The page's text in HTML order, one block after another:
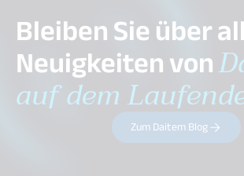
Bleiben Sie über
Neuigkeiten von
auf dem
Zum Daitem Blog